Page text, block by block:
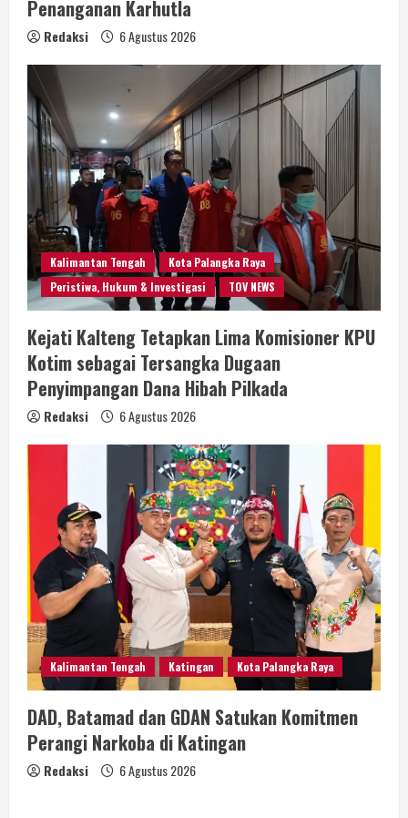
Penanganan Karhutla
Redaksi 6 Agustus 2026
Kalimantan Tengah
Kota Palangka Raya
Peristiwa, Hukum & Investigasi
TOV NEWS
Kejati Kalteng Tetapkan Lima Komisioner KPU
Kotim sebagai Tersangka Dugaan
Penyimpangan Dana Hibah Pilkada
Redaksi 6 Agustus 2026
Kalimantan Tengah Katingan Kota Palangka Raya
DAD, Batamad dan GDAN Satukan Komitmen
Perangi Narkoba di Katingan
Redaksi 6 Agustus 2026